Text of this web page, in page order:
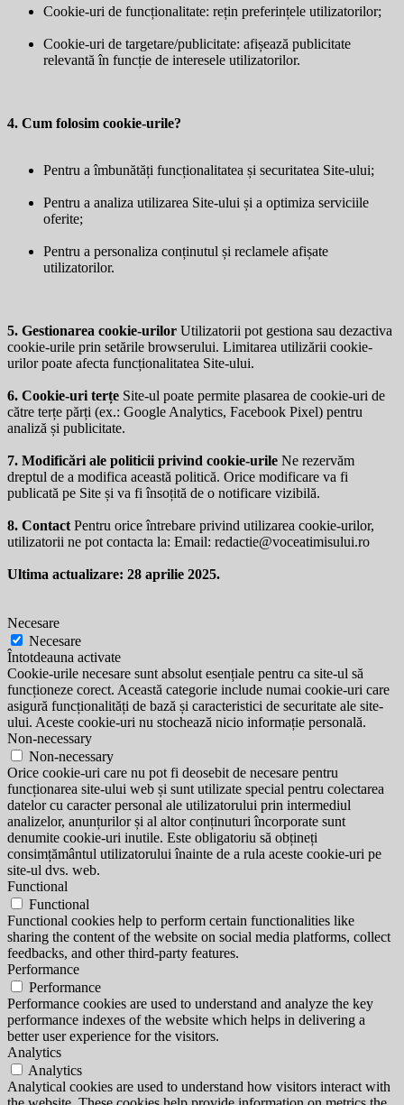
Cookie-uri de funcționalitate: rețin preferințele utilizatorilor;
Cookie-uri de targetare/publicitate: afișează publicitate
relevantă în funcție de interesele utilizatorilor.
4. Cum folosim cookie-urile?
Pentru a îmbunătăți funcționalitatea și securitatea Site-ului;
Pentru a analiza utilizarea Site-ului și a optimiza serviciile
oferite;
Pentru a personaliza conținutul și reclamele afișate
utilizatorilor.
5. Gestionarea cookie-urilor Utilizatorii pot gestiona sau dezactiva
cookie-urile prin setările browserului. Limitarea utilizării cookie-
urilor poate afecta funcționalitatea Site-ului.
6. Cookie-uri terțe Site-ul poate permite plasarea de cookie-uri de
către terțe părți (ex.: Google Analytics, Facebook Pixel) pentru
analiză și publicitate.
7. Modificări ale politicii privind cookie-urile Ne rezervăm
dreptul de a modifica această politică. Orice modificare va fi
publicată pe Site și va fi însoțită de o notificare vizibilă.
8. Contact Pentru orice întrebare privind utilizarea cookie-urilor,
utilizatorii ne pot contacta la: Email: redactie@voceatimisului.ro
Ultima actualizare: 28 aprilie 2025.
Necesare
Necesare
Întotdeauna activate
Cookie-urile necesare sunt absolut esențiale pentru ca site-ul să
funcționeze corect. Această categorie include numai cookie-uri care
asigură funcționalități de bază și caracteristici de securitate ale site-
ului. Aceste cookie-uri nu stochează nicio informație personală.
Non-necessary
Non-necessary
Orice cookie-uri care nu pot fi deosebit de necesare pentru
funcționarea site-ului web și sunt utilizate special pentru colectarea
datelor cu caracter personal ale utilizatorului prin intermediul
analizelor, anunțurilor și al altor conținuturi încorporate sunt
denumite cookie-uri inutile. Este obligatoriu să obțineți
consimțământul utilizatorului înainte de a rula aceste cookie-uri pe
site-ul dvs. web.
Functional
Functional
Functional cookies help to perform certain functionalities like
sharing the content of the website on social media platforms, collect
feedbacks, and other third-party features.
Performance
Performance
Performance cookies are used to understand and analyze the key
performance indexes of the website which helps in delivering a
better user experience for the visitors.
Analytics
Analytics
Analytical cookies are used to understand how visitors interact with